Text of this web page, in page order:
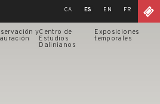
CA ES EN FR
yCentro de
Estudios
Dalinianos
Exposiciones
temporales